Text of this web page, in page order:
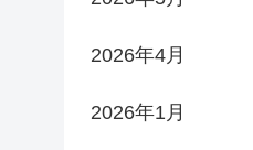
2026年4月
2026年1月